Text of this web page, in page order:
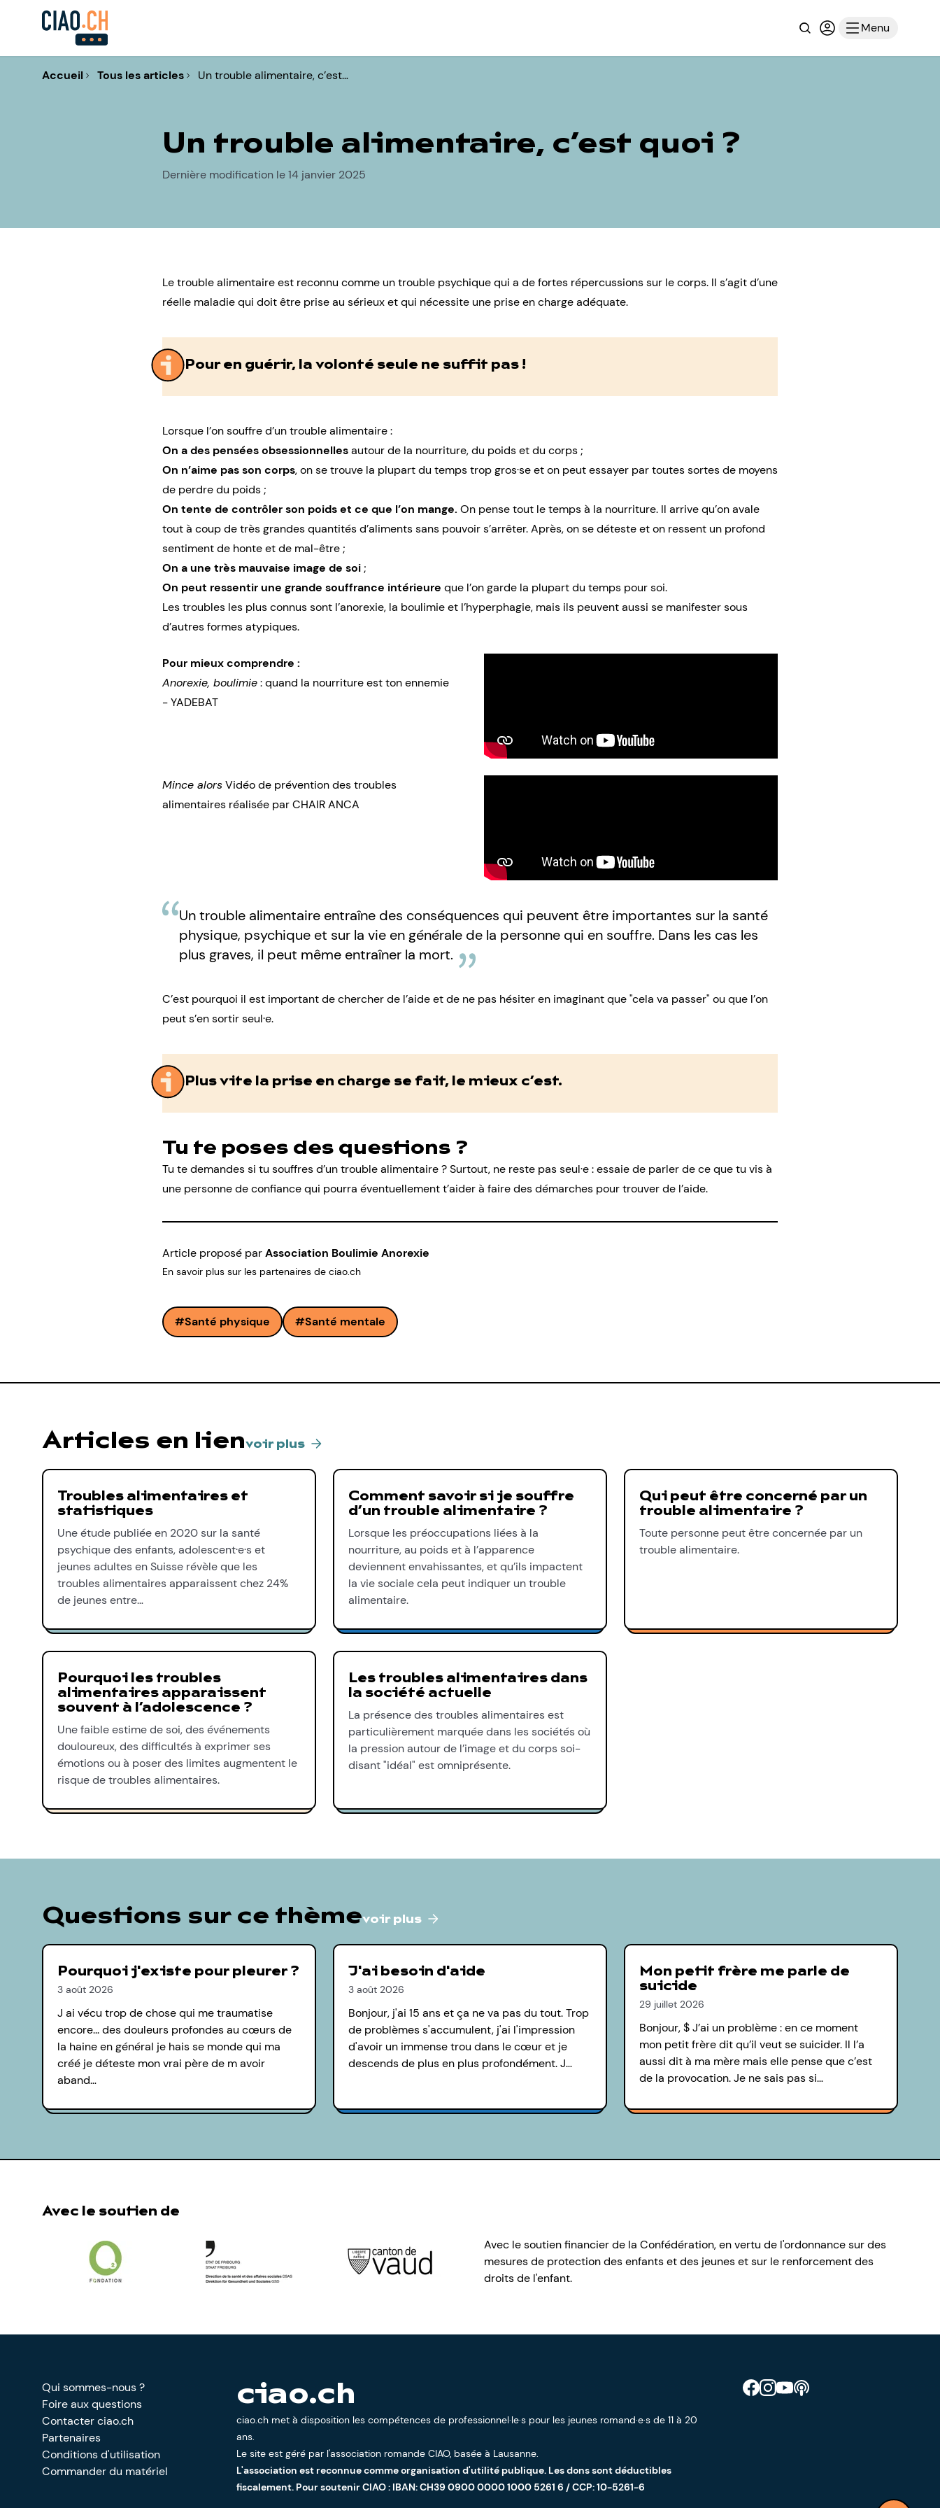
RechercheConnexion ou
Menu
Accueil Tous les articles Un trouble alimentaire, c’est…
Un trouble alimentaire, c’est quoi ?
Dernière modification le 14 janvier 2025
Le trouble alimentaire est reconnu comme un trouble psychique qui a de fortes répercussions sur le corps. Il s’agit d’une
réelle maladie qui doit être prise au sérieux et qui nécessite une prise en charge adéquate.
Pour en guérir, la volonté seule ne suffit pas !
Lorsque l’on souffre d’un trouble alimentaire :
On a des pensées obsessionnellesautour de la nourriture, du poids et du corps ;
On n’aime pas son corps, on se trouve la plupart du temps trop gros·se et on peut essayer par toutes sortes de moyens
de perdre du poids ;
On tente de contrôler son poids et ce que l’on mange. On pense tout le temps à la nourriture. Il arrive qu’on avale
tout à coup de très grandes quantités d’aliments sans pouvoir s’arrêter. Après, on se déteste et on ressent un profond
sentiment de honte et de mal-être ;
On a une très mauvaise image de soi ;
On peut ressentir une grande souffrance intérieure que l’on garde la plupart du temps pour soi.
Les troubles les plus connus sont l’anorexie, la boulimieet l’hyperphagie, mais ils peuvent aussi se manifester sous
d’autres formes atypiques.
Pour mieux comprendre :
Anorexie, boulimie: quand la nourriture est ton ennemie
- YADEBAT
Mince alorsVidéo de prévention des troubles
alimentaires réalisée par CHAIR ANCA
Un trouble alimentaire entraîne des conséquences qui peuvent être importantes sur la santé
physique, psychique et sur la vie en générale de la personne qui en souffre. Dans les cas les
plus graves, il peut même entraîner la mort.
C’est pourquoi il est important dechercher de l’aideet de ne pas hésiter en imaginant que "cela va passer" ou que l’on
peut s’en sortir seul·e.
Plus vite la prise en charge se fait, le mieux c’est.
Tu te poses des questions ?
Tu te demandes si tu souffres d’un trouble alimentaire? Surtout, ne reste pas seul·e : essaie de parler de ce que tu vis à
une personne de confiance qui pourra éventuellement t’aider à faire des démarches pour trouver de l’aide.
Article proposé parAssociation Boulimie Anorexie
En savoir plus sur les partenaires de ciao.ch
Santé physique Santé mentale
Articles en lienvoir plus
Troubles alimentaires et
statistiques
Une étude publiée en 2020 sur la santé
psychique des enfants, adolescent·e·s et
jeunes adultes en Suisse révèle que les
troubles alimentaires apparaissent chez 24%
de jeunes entre…
Comment savoir si je souffre
d’un trouble alimentaire ?
Lorsque les préoccupations liées à la
nourriture, au poids et à l’apparence
deviennent envahissantes, et qu’ils impactent
la vie sociale cela peut indiquer un trouble
alimentaire.
Qui peut être concerné par un
trouble alimentaire ?
Toute personne peut être concernée par un
trouble alimentaire.
Pourquoi les troubles
alimentaires apparaissent
souvent à l’adolescence ?
Une faible estime de soi, des événements
douloureux, des difficultés à exprimer ses
émotions ou à poser des limites augmentent le
risque de troubles alimentaires.
Les troubles alimentaires dans
la société actuelle
La présence des troubles alimentaires est
particulièrement marquée dans les sociétés où
la pression autour de l’image et du corps soi-
disant "idéal" est omniprésente.
Questions sur ce thèmevoir plus
Pourquoi j'existe pour pleurer ?
3 août 2026
J ai vécu trop de chose qui me traumatise
encore... des douleurs profondes au cœurs de
la haine en général je hais se monde qui ma
créé je déteste mon vrai père de m avoir
aband…
J'ai besoin d'aide
3 août 2026
Bonjour, j'ai 15 ans et ça ne va pas du tout. Trop
de problèmes s'accumulent, j'ai l'impression
d'avoir un immense trou dans le cœur et je
descends de plus en plus profondément. J…
Mon petit frère me parle de
suicide
29 juillet 2026
Bonjour, $ J’ai un problème : en ce moment
mon petit frère dit qu’il veut se suicider. Il l’a
aussi dit à ma mère mais elle pense que c’est
de la provocation. Je ne sais pas si…
Avec le soutien de
Avec le soutien financier de la Confédération, en vertu de l'ordonnance sur des
mesures de protection des enfants et des jeunes et sur le renforcement des
droits de l'enfant.
Retrouve CIAO sur Facebook
Retrouve CIAO sur Instagram
Retrouve CIAO sur YouTube
Découvre notre podcast
Qui sommes-nous ?
Foire aux questions
Contacter ciao.ch
Partenaires
Conditions d'utilisation
Commander du matériel
ciao.ch
ciao.ch met à disposition les compétences de professionnel·le·s pour les jeunes romand·e·s de 11 à 20
ans.
Le site est géré par l'association romande CIAO, basée à Lausanne.
L'association est reconnue comme organisation d'utilité publique. Les dons sont déductibles
fiscalement. Pour soutenir CIAO : IBAN: CH39 0900 0000 1000 5261 6 / CCP: 10-5261-6